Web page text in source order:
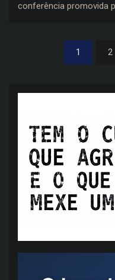
conferência promovida
Paginação1 2